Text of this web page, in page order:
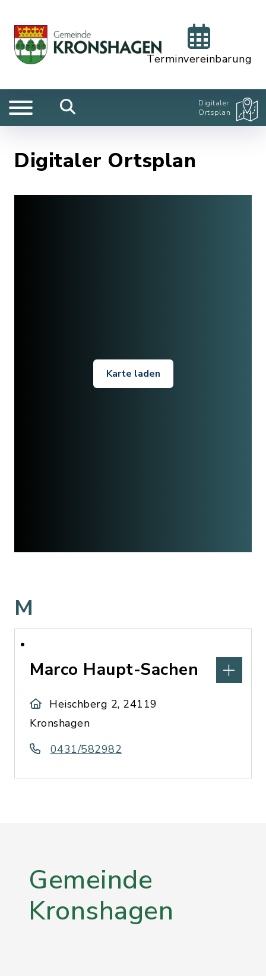
Terminvereinbarung
Digitaler
Ortsplan
Digitaler Ortsplan
Karte laden
M
Marco Haupt-Sachen
Heischberg 2, 24119
Kronshagen
0431/582982
Gemeinde
Kronshagen